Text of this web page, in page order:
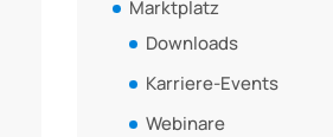
Marktplatz
Downloads
Karriere-Events
Webinare